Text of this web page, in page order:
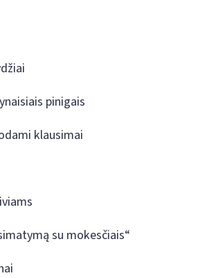
pinigais
klausimai
su mokesčiais“